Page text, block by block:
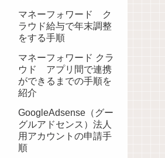
マネーフォワード ク
ラウド給与で年末調整
をする手順
マネーフォワード クラ
ウド アプリ間で連携
ができるまでの手順を
紹介
GoogleAdsense（グー
グルアドセンス）法人
用アカウントの申請手
順